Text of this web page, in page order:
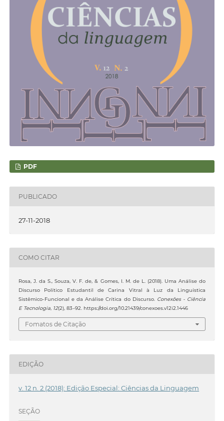
PDF
PUBLICADO
27-11-2018
COMO CITAR
Rosa, J. da S., Souza, V. F. de, & Gomes, I. M. de L. (2018). Uma Análise do
Discurso Político Estudantil de Carina Vitral à Luz da Linguística
Sistêmico-Funcional e da Análise Crítica do Discurso.
Conexões - Ciência
E Tecnologia, 12(2), 83–92. https://doi.org/10.21439/conexoes.v12i2.1446
Fomatos de Citação
EDIÇÃO
v. 12 n. 2 (2018): Edição Especial: Ciências da Linguagem
SEÇÃO